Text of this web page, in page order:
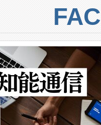
、ai&のAI
、試運転、
ータを監視
メートルに
のターゲッ
知距離は
ロメート
監視でき、
簡素化でき